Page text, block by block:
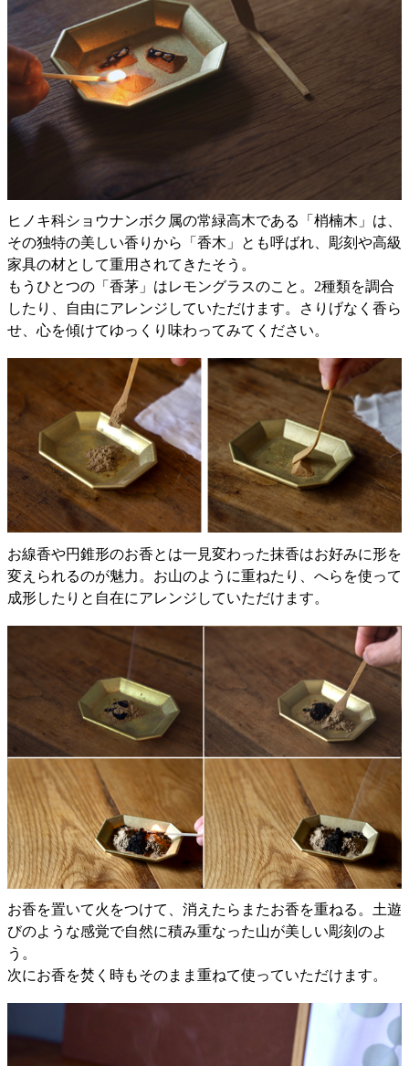
ヒノキ科ショウナンボク属の常緑高木である「梢楠木」は、
その独特の美しい香りから「香木」とも呼ばれ、彫刻や高級
家具の材として重用されてきたそう。
もうひとつの「香茅」はレモングラスのこと。2種類を調合
したり、自由にアレンジしていただけます。さりげなく香ら
せ、心を傾けてゆっくり味わってみてください。
お線香や円錐形のお香とは一見変わった抹香はお好みに形を
変えられるのが魅力。お山のように重ねたり、へらを使って
成形したりと自在にアレンジしていただけます。
お香を置いて火をつけて、消えたらまたお香を重ねる。土遊
びのような感覚で自然に積み重なった山が美しい彫刻のよ
う。
次にお香を焚く時もそのまま重ねて使っていただけます。